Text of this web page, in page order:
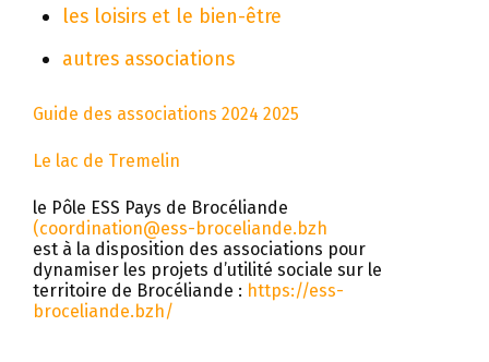
les loisirs et le bien-être
autres associations
Guide des associations 2024 2025
Le lac de Tremelin
le Pôle ESS Pays de Brocéliande
(coordination@ess-broceliande.bzh
est à la disposition des associations pour
dynamiser les projets d’utilité sociale sur le
territoire de Brocéliande : https://ess-
broceliande.bzh/